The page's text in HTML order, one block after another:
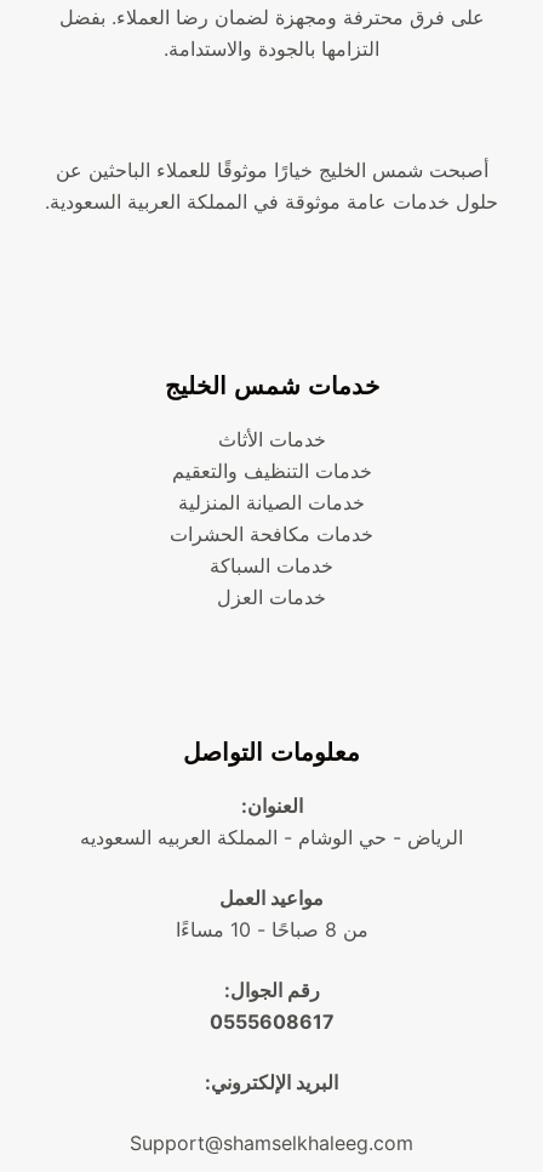
على فرق محترفة ومجهزة لضمان رضا العملاء. بفضل
التزامها بالجودة والاستدامة.
أصبحت شمس الخليج خيارًا موثوقًا للعملاء الباحثين عن
حلول خدمات عامة موثوقة في المملكة العربية السعودية.
خدمات شمس الخليج
خدمات الأثاث
خدمات التنظيف والتعقيم
خدمات الصيانة المنزلية
خدمات مكافحة الحشرات
خدمات السباكة
خدمات العزل
معلومات التواصل
العنوان:
الرياض - حي الوشام - المملكة العربيه السعوديه
مواعيد العمل
من 8 صباحًا - 10 مساءًا
رقم الجوال:
0555608617
البريد الإلكتروني:
Support@shamselkhaleeg.com